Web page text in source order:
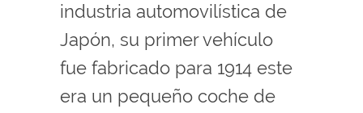
industria automovilística de
Japón, su primer vehículo
fue fabricado para 1914 este
era un pequeño coche de